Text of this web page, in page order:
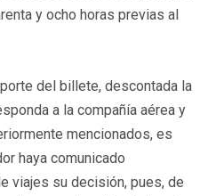
y ocho horas previas al
del billete, descontada la
a la compañía aérea y
mencionados, es
haya comunicado
viajes su decisión, pues, de